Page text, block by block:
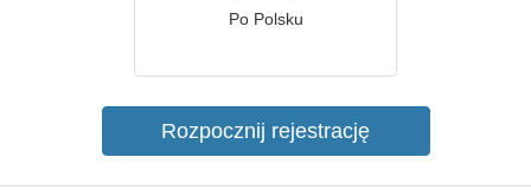
Po Polsku
Rozpocznij rejestrację